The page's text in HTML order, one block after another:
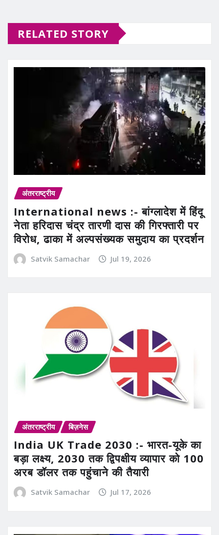
RELATED STORY
अंतरराष्ट्रीय
International news :- बांग्लादेश में हिंदू
नेता हरिदास चंद्र तारणी दास की गिरफ्तारी पर
विरोध, ढाका में अल्पसंख्यक समुदाय का प्रदर्शन
Satvik Samachar Jul 19, 2026
अंतरराष्ट्रीय बिज़नेस
India UK Trade 2030 :- भारत-यूके का
बड़ा लक्ष्य, 2030 तक द्विपक्षीय व्यापार को 100
अरब डॉलर तक पहुंचाने की तैयारी
Satvik Samachar Jul 17, 2026